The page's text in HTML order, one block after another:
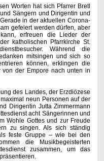
Worten hat sich Pfarrer Bretl
Sängern und Dirigentin und
in der aktuellen Corona-
gefeiert werden dürfen, aber
erfreuen die Lieder der
katholischen Pfarrkirche St.
Während die
mitsingen und sich so
können, erklingen die
der Empore nach unten in
des Landes, der Erzdiözese
neun Personen auf der
Dirigentin Jutta Zimmermann
acht Sängerinnen und
Wohle Gottes und zur Freude
zu singen. Als sich ständig
feste Gruppe – wie bei den
die Musikbegeisterten
zusammen, um das